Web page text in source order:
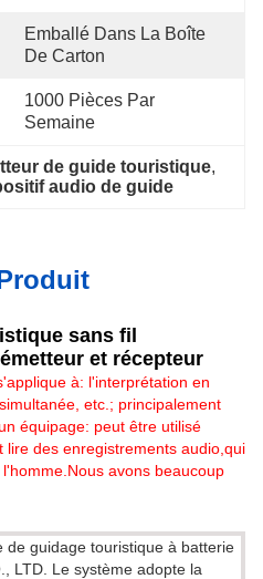
Emballé Dans La Boîte
De Carton
1000 Pièces Par
Semaine
de guide touristique,
audio de guide
sans fil
et récepteur
à: l'interprétation en
etc.; principalement
équipage: peut être utilisé
lire des enregistrements audio,qui
avons beaucoup
de guidage touristique à batterie
LTD. Le système adopte la